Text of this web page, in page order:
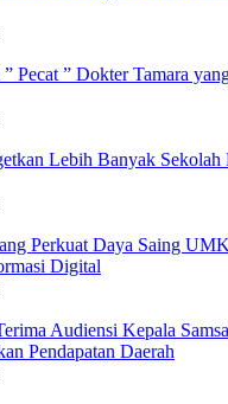
Pecat ” Dokter Tamara
Lebih Banyak Sekolah
Perkuat Daya Saing
Digital
Audiensi Kepala
Pendapatan Daerah